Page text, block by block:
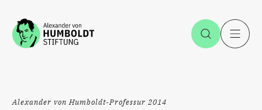
Zum Inhalt springen Suche
Alexander von Humboldt-Professur 2014